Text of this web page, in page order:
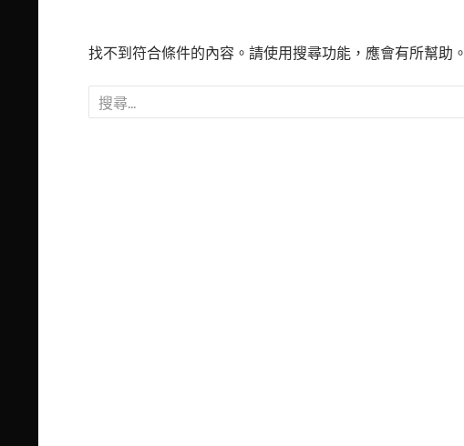
找不到符合條件的內容。請使用搜尋功能，應會有所幫助。
搜
尋